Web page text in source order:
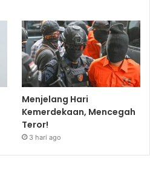
Menjelang Hari
Kemerdekaan, Mencegah
Teror!
3 hari ago